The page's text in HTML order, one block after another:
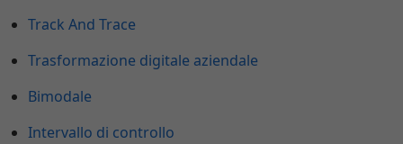
Track And Trace
Trasformazione digitale aziendale
Bimodale
Intervallo di controllo